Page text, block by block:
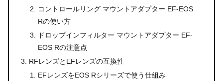
コントロールリング マウントアダプター EF-EOS
Rの使い方
ドロップインフィルター マウントアダプター EF-
EOS Rの注意点
RFレンズとEFレンズの互換性
EFレンズをEOS Rシリーズで使う仕組み